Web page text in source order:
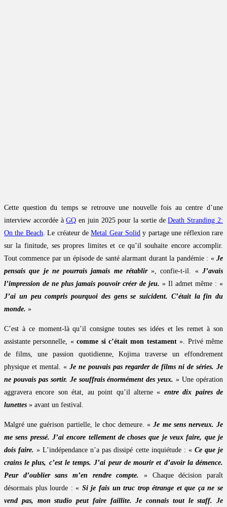
Cette question du temps se retrouve une nouvelle fois au centre d’une
interview accordée àGQ en juin 2025 pour la sortie deDeath Stranding 2:
On the Beach . Le créateur deMetal Gear Solid y partage une réflexion rare
sur la finitude, ses propres limites et ce qu’il souhaite encore accomplir.
Tout commence par un épisode de santé alarmant durant la pandémie : « Je
pensais que je ne pourrais jamais me rétablir», confie-t-il. «J’avais
l’impression de ne plus jamais pouvoir créer de jeu. » Il admet même : «
J’ai un peu compris pourquoi des gens se suicident. C’était la fin du
monde. »
C’est à ce moment-là qu’il consigne toutes ses idées et les remet à son
assistante personnelle, «comme si c’était mon testament». Privé même
de films, une passion quotidienne, Kojima traverse un effondrement
physique et mental. « Je ne pouvais pas regarder de films ni de séries. Je
ne pouvais pas sortir. Je souffrais énormément des yeux. » Une opération
aggravera encore son état, au point qu’il alterne « entre dix paires de
lunettes » avant un festival.
Malgré une guérison partielle, le choc demeure. «Je me sens nerveux. Je
me sens pressé. J’ai encore tellement de choses que je veux faire, que je
dois faire. » L’indépendance n’a pas dissipé cette inquiétude : « Ce que je
crains le plus, c’est le temps. J’ai peur de mourir et d’avoir la démence.
Peur d’oublier sans m’en rendre compte. » Chaque décision paraît
désormais plus lourde : « Si je fais un truc trop étrange et que ça ne se
vend pas, mon studio peut faire faillite. Je connais tout le staff. Je